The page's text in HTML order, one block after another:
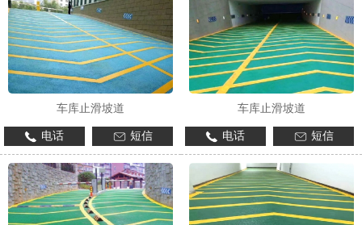
车库止滑坡道
电话 短信
车库止滑坡道
电话 短信